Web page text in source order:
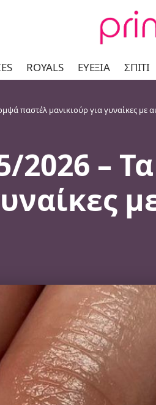
ROYALS ΕΥΕΞΊΑ ΣΠΊΤΙ
παστέλ μανικιούρ για γυναίκες με
2026 –